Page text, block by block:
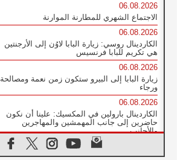
06.08.2026
الاجتماع الشهري للمطارنة الموارنة
06.08.2026
الكاردينال روسي: زيارة البابا لاوُن إلى الأرجنتين
هي تكريم للبابا فرنسيس
06.08.2026
زيارة البابا إلى البيرو ستكون زمن نعمة ومصالحة
ورجاء
06.08.2026
الكاردينال بارولين في المكسيك: علينا أن نكون
حاضرين إلى جانب المهمشين والمهاجرين
والأجانب
البابا لاوُن الرابع عشر للشباب في أسيزي: